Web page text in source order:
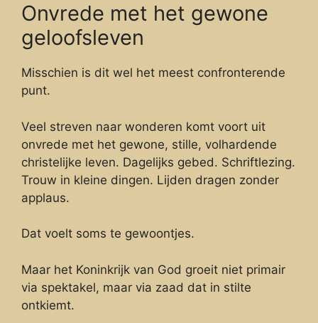
Onvrede met het gewone
geloofsleven
Misschien is dit wel het meest confronterende
punt.
Veel streven naar wonderen komt voort uit
onvrede met het gewone, stille, volhardende
christelijke leven. Dagelijks gebed. Schriftlezing.
Trouw in kleine dingen. Lijden dragen zonder
applaus.
Dat voelt soms te gewoontjes.
Maar het Koninkrijk van God groeit niet primair
via spektakel, maar via zaad dat in stilte
ontkiemt.